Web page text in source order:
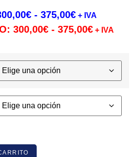
€ - 375,00€+ IVA
300,00€ - 375,00€ + IVA